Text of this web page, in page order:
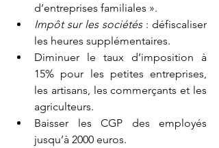
d’entreprises familiales ».
Impôt sur les sociétés : défiscaliser
les heures supplémentaires.
Diminuer le taux d’imposition à
15% pour les petites entreprises,
les artisans, les commerçants et les
agriculteurs.
Baisser les CGP des employés
jusqu’à 2000 euros.